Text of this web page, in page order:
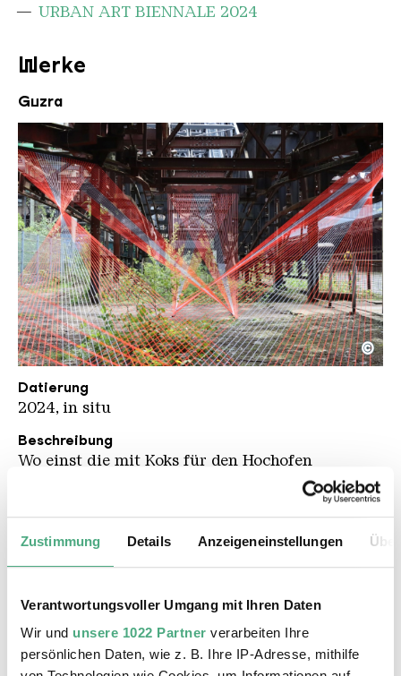
Zustimmung Details Anzeigeneinstellungen
Verantwortungsvoller Umgang mit Ihren Daten
Wir und unsere 1022 Partner verarbeiten Ihre
persönlichen Daten, wie z. B. Ihre IP-Adresse, mithilfe
URBAN ART BIENNALE 2024
Werke
Guzra
Preschoux KP kompr
Copyright: Katja Pilisi
©
Datierung
2024, in situ
Beschreibung
Wo einst die mit Koks für den Hochofen
Rohstoffkreislauf der Völklinger Hütte fuhren,
Installation aus weißen und orangefarbenen
scheinbaren Gegensatz: Die Verbindung
zwischen dem organisch-vegetabilen und dem
architektonisch-technischen Teil der Völklinger
Hütte. Je länger der Blick den Linien folgt, desto